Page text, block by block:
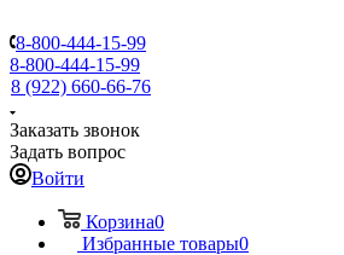
8-800-444-15-99
8-800-444-15-99
8 (922) 660-66-76
Заказать звонок
Задать вопрос
Войти
Корзина0
Избранные товары0